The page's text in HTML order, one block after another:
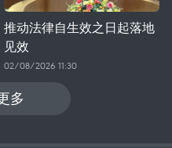
推动法律自生效之日起落地
见效
02/08/2026 11:30
多